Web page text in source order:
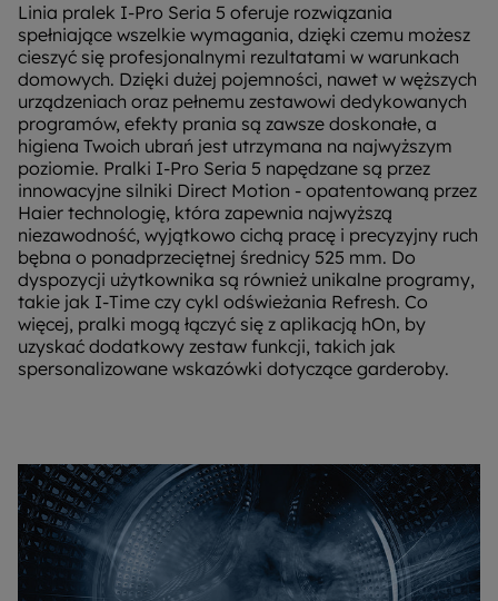
Linia pralek I-Pro Seria 5 oferuje rozwiązania
spełniające wszelkie wymagania, dzięki czemu możesz
cieszyć się profesjonalnymi rezultatami w warunkach
domowych. Dzięki dużej pojemności, nawet w węższych
urządzeniach oraz pełnemu zestawowi dedykowanych
programów, efekty prania są zawsze doskonałe, a
higiena Twoich ubrań jest utrzymana na najwyższym
poziomie. Pralki I-Pro Seria 5 napędzane są przez
innowacyjne silniki Direct Motion - opatentowaną przez
Haier technologię, która zapewnia najwyższą
niezawodność, wyjątkowo cichą pracę i precyzyjny ruch
bębna o ponadprzeciętnej średnicy 525 mm. Do
dyspozycji użytkownika są również unikalne programy,
takie jak I-Time czy cykl odświeżania Refresh. Co
więcej, pralki mogą łączyć się z aplikacją hOn, by
uzyskać dodatkowy zestaw funkcji, takich jak
spersonalizowane wskazówki dotyczące garderoby.